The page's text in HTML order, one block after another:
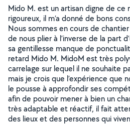
Mido M. est un artisan digne de ce
rigoureux, il m’a donné de bons
Nous sommes en cours de
de nous plier à l’inverse de la part
sa gentillesse manque de
retard Mido M. MidoM est très
carrelage sur lequel il ne souhaite
mais je crois que l’expérience que
le pousse à approfondir ses
afin de pouvoir mener à bien un
très adaptable et réactif, il fait
des lieux et des personnes qui